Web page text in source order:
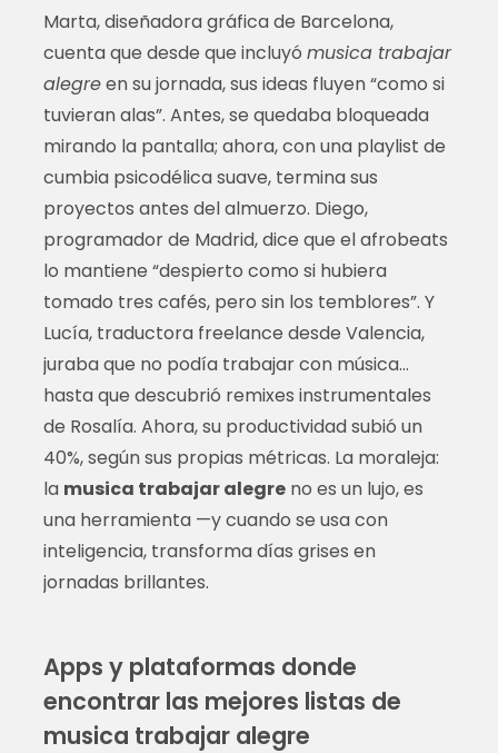
Marta, diseñadora gráfica de Barcelona,
cuenta que desde que incluyó musica trabajar
alegreen su jornada, sus ideas fluyen “como si
tuvieran alas”. Antes, se quedaba bloqueada
mirando la pantalla; ahora, con una playlist de
cumbia psicodélica suave, termina sus
proyectos antes del almuerzo. Diego,
programador de Madrid, dice que el afrobeats
lo mantiene “despierto como si hubiera
tomado tres cafés, pero sin los temblores”. Y
Lucía, traductora freelance desde Valencia,
juraba que no podía trabajar con música…
hasta que descubrió remixes instrumentales
de Rosalía. Ahora, su productividad subió un
40%, según sus propias métricas. La moraleja:
la musica trabajar alegreno es un lujo, es
una herramienta —y cuando se usa con
inteligencia, transforma días grises en
jornadas brillantes.
Apps y plataformas donde
encontrar las mejores listas de
musica trabajar alegre